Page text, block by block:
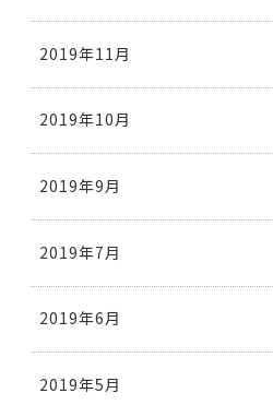
2019年11月
2019年10月
2019年9月
2019年7月
2019年6月
2019年5月